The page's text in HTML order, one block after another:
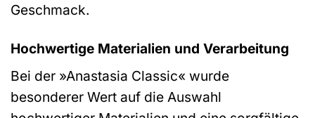
Geschmack.
Hochwertige Materialien und Verarbeitung
Bei der »Anastasia Classic« wurde
besonderer Wert auf die Auswahl